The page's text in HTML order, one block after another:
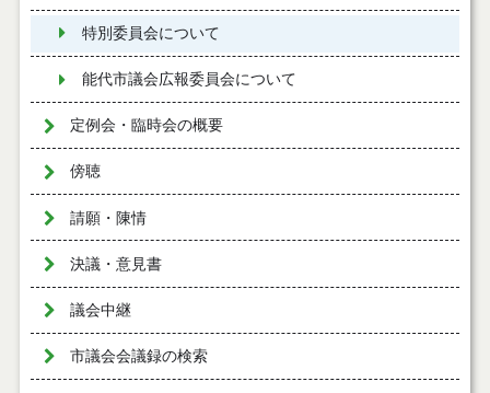
特別委員会について
能代市議会広報委員会について
定例会・臨時会の概要
傍聴
請願・陳情
決議・意見書
議会中継
市議会会議録の検索